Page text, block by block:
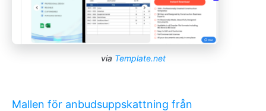
via Template.net
Mallen för anbudsuppskattning från